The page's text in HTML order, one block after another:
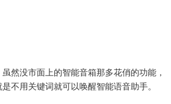
然没市面上的智能音箱那多花俏的功能，
不用关键词就可以唤醒智能语音助手。